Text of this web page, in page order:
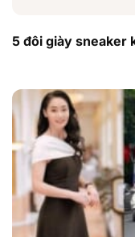
5 đôi giày sneaker